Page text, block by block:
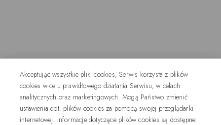
Akceptując wszystkie pliki cookies, Serwis korzysta z plików
cookies w celu prawidłowego działania Serwisu, w celach
analitycznych oraz marketingowych. Mogą Państwo zmienić
ustawienia dot. plików cookies za pomocą swojej przeglądarki
internetowej. Informacje dotyczące plików cookies są dostępne: